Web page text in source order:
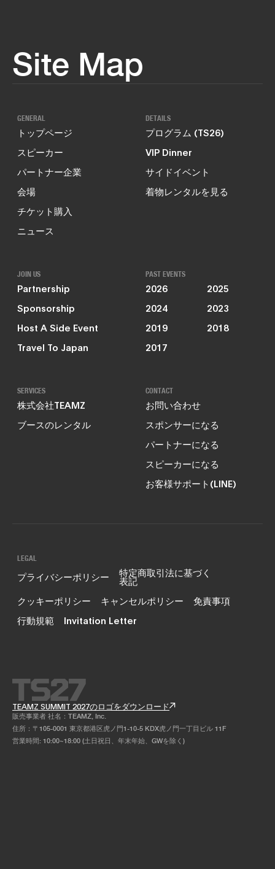
Site Map
GENERAL
トップページ
スピーカー
パートナー企業
会場
チケット購入
ニュース
DETAILS
プログラム (TS26)
VIP Dinner
サイドイベント
着物レンタルを見る
JOIN US
Partnership
Sponsorship
Host A Side Event
Travel To Japan
PAST EVENTS
2026
2025
2024
2023
2019
2018
2017
SERVICES
株式会社TEAMZ
ブースのレンタル
CONTACT
お問い合わせ
スポンサーになる
パートナーになる
スピーカーになる
お客様サポート(LINE)
LEGAL
プライバシーポリシー 特定商取引法に基づく
表記
クッキーポリシー
キャンセルポリシー
免責事項
行動規範
Invitation Letter
TEAMZ SUMMIT 2027のロゴをダウンロード
販売事業者 社名：TEAMZ, Inc.
住所：〒105-0001 東京都港区虎ノ門1-10-5 KDX虎ノ門一丁目ビル 11F
営業時間: 10:00~18:00 (土日祝日、年末年始、GWを除く)